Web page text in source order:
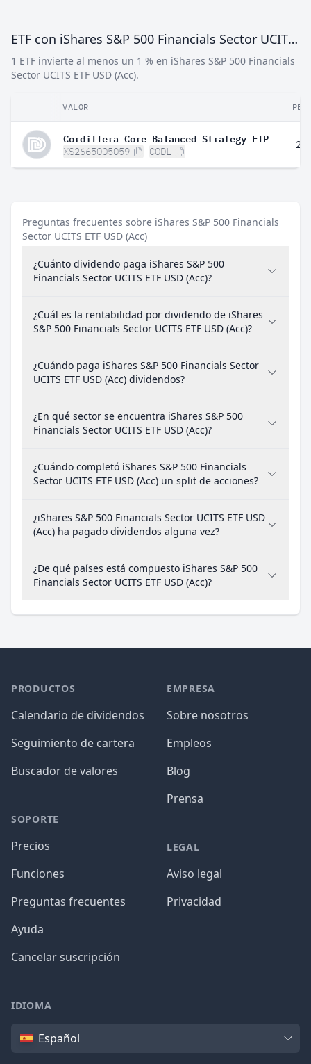
ETF con iShares S&P 500 Financials Sector UCITS ETF USD (Acc)
1 ETF invierte al menos un 1 % en iShares S&P 500 Financials
Sector UCITS ETF USD (Acc).
VALOR
Cordillera Core Balanced Strategy ETP
XS2665005059 CODL
Preguntas frecuentes sobre iShares S&P 500 Financials
Sector UCITS ETF USD (Acc)
¿Cuánto dividendo paga iShares S&P 500
Financials Sector UCITS ETF USD (Acc)?
¿Cuál es la rentabilidad por dividendo de iShares
S&P 500 Financials Sector UCITS ETF USD (Acc)?
¿Cuándo paga iShares S&P 500 Financials Sector
UCITS ETF USD (Acc) dividendos?
¿En qué sector se encuentra iShares S&P 500
Financials Sector UCITS ETF USD (Acc)?
¿Cuándo completó iShares S&P 500 Financials
Sector UCITS ETF USD (Acc) un split de acciones?
¿iShares S&P 500 Financials Sector UCITS ETF USD
(Acc) ha pagado dividendos alguna vez?
¿De qué países está compuesto iShares S&P 500
Financials Sector UCITS ETF USD (Acc)?
PRODUCTOS
Calendario de dividendos
Seguimiento de cartera
Buscador de valores
SOPORTE
Precios
Funciones
Preguntas frecuentes
Ayuda
Cancelar suscripción
EMPRESA
Sobre nosotros
Empleos
Blog
Prensa
LEGAL
Aviso legal
Privacidad
IDIOMA
IdiomaEspañol